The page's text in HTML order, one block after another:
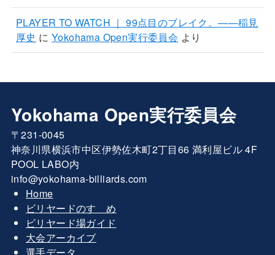
PLAYER TO WATCH ｜ 99点目のブレイク。——稲見
厚史 に Yokohama Open実行委員会 より
Yokohama Open実行委員会
〒231-0045
神奈川県横浜市中区伊勢佐木町2丁目66 満利屋ビル 4F
POOL LABO内
info@yokohama-billiards.com
Home
ビリヤードのすゝめ
ビリヤード場ガイド
大会アーカイブ